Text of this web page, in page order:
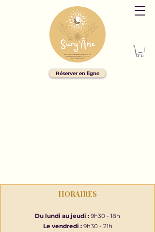
Réserver en ligne
HORAIRES
Du lundi au jeudi : 9h30 - 18h
Le vendredi : 9h30 - 21h